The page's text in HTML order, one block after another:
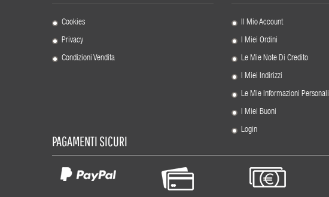
Cookies
Privacy
Condizioni Vendita
Il Mio Account
I Miei Ordini
Le Mie Note Di Credito
I Miei Indirizzi
Le Mie Informazioni Personali
I Miei Buoni
Login
PAGAMENTI SICURI